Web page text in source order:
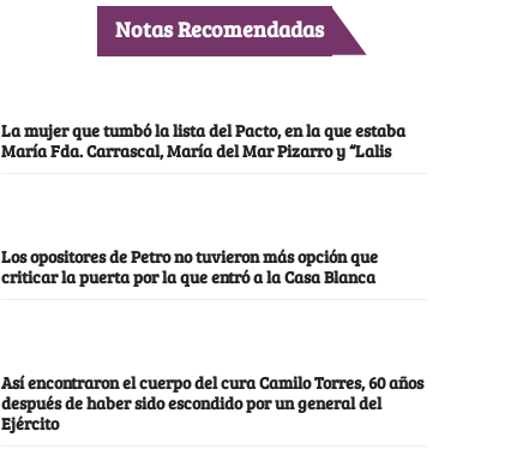
Notas Recomendadas
La mujer que tumbó la lista del Pacto, en la que estaba
María Fda. Carrascal, María del Mar Pizarro y “Lalis
Los opositores de Petro no tuvieron más opción que
criticar la puerta por la que entró a la Casa Blanca
Así encontraron el cuerpo del cura Camilo Torres, 60 años
después de haber sido escondido por un general del
Ejército